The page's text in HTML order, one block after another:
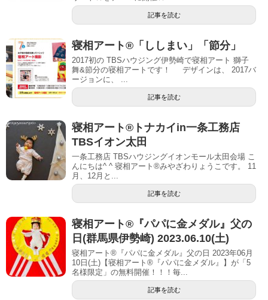
記事を読む
寝相アート®「ししまい」「節分」
2017初の TBSハウジング伊勢崎で寝相アート 獅子
舞&節分の寝相アートです！ デザインは、 2017バ
ージョンに、 ...
記事を読む
寝相アート®︎トナカイin一条工務店
TBSイオン太田
一条工務店 TBSハウジングイオンモール太田会場 こ
んにちは^ ^ 寝相アート®︎みやざわりょうこです。 11
月、12月と...
記事を読む
寝相アート®︎『パパに金メダル』父の
日(群馬県伊勢崎) 2023.06.10(土)
寝相アート®『パパに金メダル』父の日 2023年06月
10日(土)【寝相アート®︎『パパに金メダル』】が「5
名様限定」の無料開催！！！毎...
記事を読む